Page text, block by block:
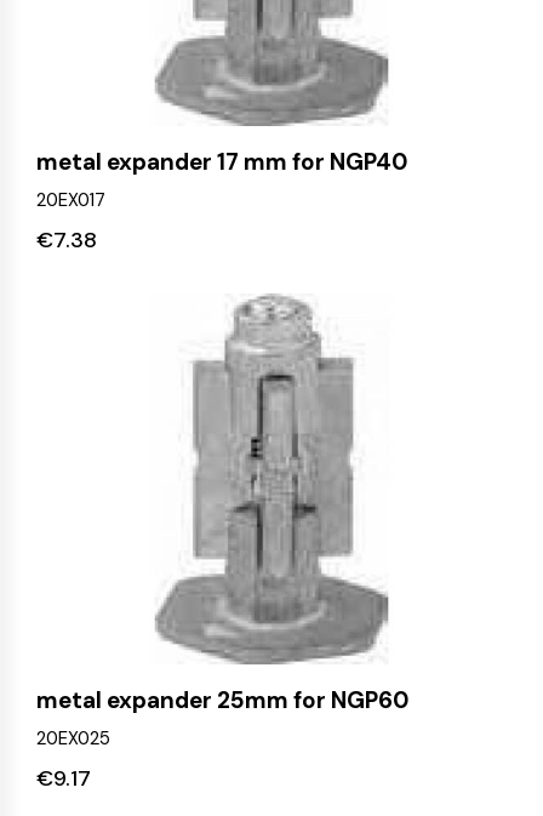
metal expander 17 mm for NGP40
20EX017
€7.38
metal expander 25mm for NGP60
20EX025
€9.17